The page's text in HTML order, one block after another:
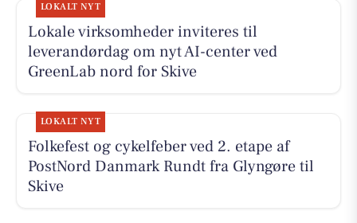
LOKALT NYT
Lokale virksomheder inviteres til
leverandørdag om nyt AI-center ved
GreenLab nord for Skive
LOKALT NYT
Folkefest og cykelfeber ved 2. etape af
PostNord Danmark Rundt fra Glyngøre til
Skive